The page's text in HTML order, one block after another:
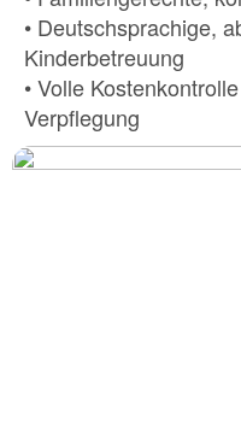
• Deutschsprachige,
Kinderbetreuung
• Volle
Verpflegung